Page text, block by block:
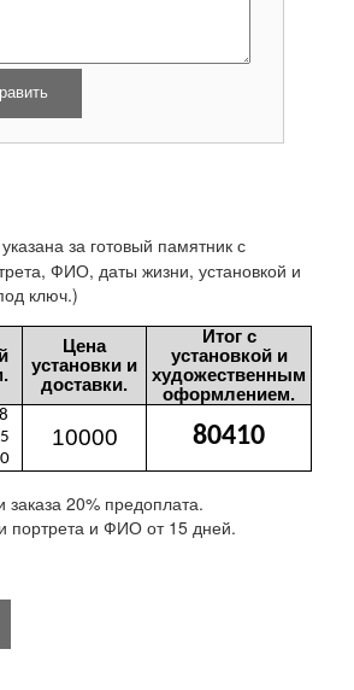
за готовый памятник с
ФИО, даты жизни, установкой и
ключ.)
Цена
установки и
доставки.
Итог с
установкой и
художественным
оформлением.
10000 80410
20% предоплата.
портрета и ФИО от 15 дней.